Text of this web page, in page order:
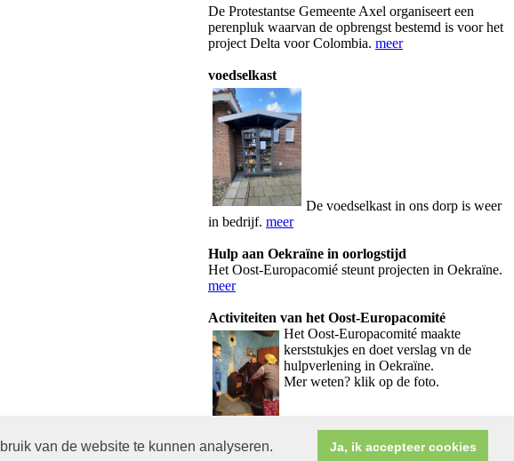
van de website te kunnen analyseren. Ja, ik accepteer cookies
De Protestantse Gemeente Axel organiseert een
perenpluk waarvan de opbrengst bestemd is voor het
project Delta voor Colombia. meer
voedselkast
De voedselkast in ons dorp is weer
in bedrijf. meer
Hulp aan Oekraïne in oorlogstijd
Het Oost-Europacomié steunt projecten in Oekraïne.
meer
Activiteiten van het Oost-Europacomité
Het Oost-Europacomité maakte
kerststukjes en doet verslag vn de
hulpverlening in Oekraïne.
Mer weten? klik op de foto.